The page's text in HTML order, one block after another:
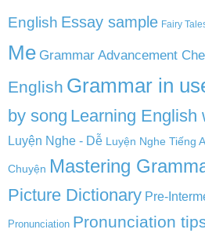
English Essay sample Fairy
Me Grammar Advancement
English Grammar in
by song Learning English
Luyện Nghe - Dễ Luyện Nghe Tiếng
Chuyện Mastering
Picture Dictionary Pre-
Pronunciation Pronunciation